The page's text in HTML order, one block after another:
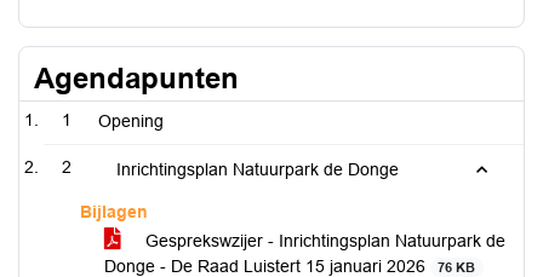
Agendapunten
1 Opening
2 Inrichtingsplan Natuurpark de Donge
Bijlagen
Gesprekswzijer - Inrichtingsplan Natuurpark de
Donge - De Raad Luistert 15 januari 2026
76 KB